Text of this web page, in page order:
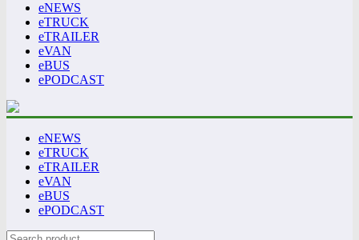
eNEWS
eTRUCK
eTRAILER
eVAN
eBUS
ePODCAST
eNEWS
eTRUCK
eTRAILER
eVAN
eBUS
ePODCAST